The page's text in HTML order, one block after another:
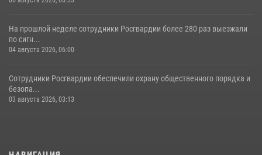
На прошлой неделе сотрудники Росгвардии более 280 раз выезжали
по сигн...
04 августа 2026, 06:00
Сотрудники Росгвардии обеспечили охрану общественного порядка и
безопа...
03 августа 2026, 03:13